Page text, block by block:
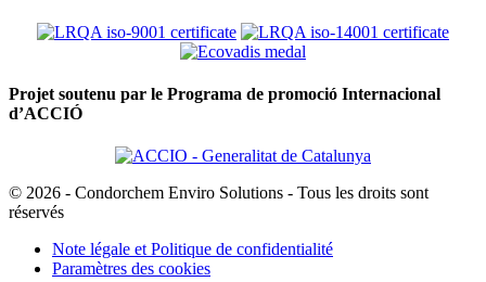
Projet soutenu par le Programa de promoció Internacional
d’ACCIÓ
© 2026 - Condorchem Enviro Solutions - Tous les droits sont
réservés
Note légale et Politique de confidentialité
Paramètres des cookies